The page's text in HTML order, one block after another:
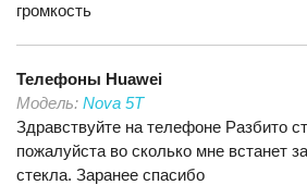
громкость
Телефоны Huawei
Модель: Nova 5T
Здравствуйте на телефоне Разбито
пожалуйста во сколько мне встанет
стекла. Заранее спасибо